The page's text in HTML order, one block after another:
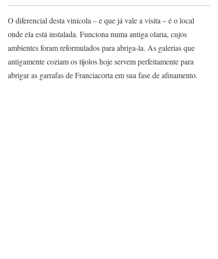
O diferencial desta vinícola – e que já vale a visita – é o local
onde ela está instalada. Funciona numa antiga olaria, cujos
ambientes foram reformulados para abriga-la. As galerias que
antigamente coziam os tijolos hoje servem perfeitamente para
abrigar as garrafas de Franciacorta em sua fase de afinamento.